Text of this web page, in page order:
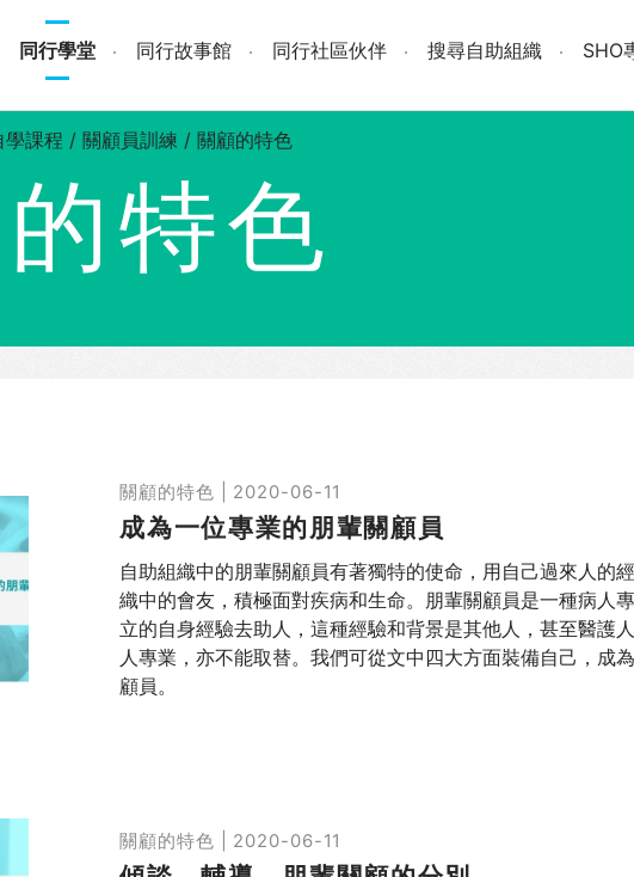
同行學堂 同行故事館 同行社區伙伴 搜尋自助組織 SHO
學課程 / 關顧員訓練 / 關顧的特色
特色
關顧的特色 | 2020-06-11
成為一位專業的朋輩關顧員
自助組織中的朋輩關顧員有著獨特的使命，用自己過來人的
織中的會友，積極面對疾病和生命。朋輩關顧員是一種病人
立的自身經驗去助人，這種經驗和背景是其他人，甚至醫護
人專業，亦不能取替。我們可從文中四大方面裝備自己，成
顧員。
關顧的特色 | 2020-06-11